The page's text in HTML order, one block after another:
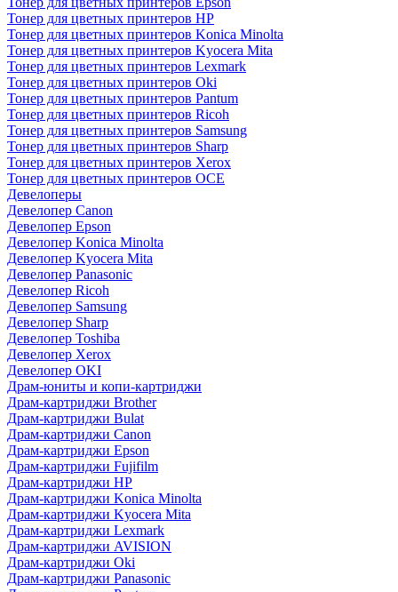
Тонер для цветных принтеров HP
Тонер для цветных принтеров Konica Minolta
Тонер для цветных принтеров Kyocera Mita
Тонер для цветных принтеров Lexmark
Тонер для цветных принтеров Oki
Тонер для цветных принтеров Pantum
Тонер для цветных принтеров Ricoh
Тонер для цветных принтеров Samsung
Тонер для цветных принтеров Sharp
Тонер для цветных принтеров Xerox
Тонер для цветных принтеров OCE
Девелоперы
Девелопер Canon
Девелопер Epson
Девелопер Konica Minolta
Девелопер Kyocera Mita
Девелопер Panasonic
Девелопер Ricoh
Девелопер Samsung
Девелопер Sharp
Девелопер Toshiba
Девелопер Xerox
Девелопер OKI
Драм-юниты и копи-картриджи
Драм-картриджи Brother
Драм-картриджи Bulat
Драм-картриджи Canon
Драм-картриджи Epson
Драм-картриджи Fujifilm
Драм-картриджи HP
Драм-картриджи Konica Minolta
Драм-картриджи Kyocera Mita
Драм-картриджи Lexmark
Драм-картриджи AVISION
Драм-картриджи Oki
Драм-картриджи Panasonic